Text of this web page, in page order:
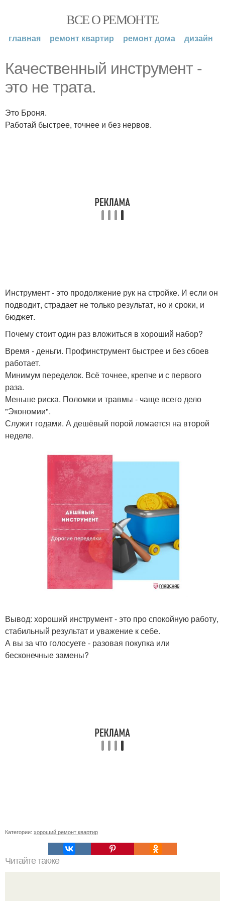
ВСЕ О РЕМОНТЕ
главная ремонт квартир ремонт дома дизайн
Качественный инструмент -
это не трата.
Это Броня.
Работай быстрее, точнее и без нервов.
Инструмент - это продолжение рук на стройке. И если он
подводит, страдает не только результат, но и сроки, и
бюджет.
Почему стоит один раз вложиться в хороший набор?
Время - деньги. Профинструмент быстрее и без сбоев
работает.
Минимум переделок. Всё точнее, крепче и с первого
раза.
Меньше риска. Поломки и травмы - чаще всего дело
"Экономии".
Служит годами. А дешёвый порой ломается на второй
неделе.
Вывод: хороший инструмент - это про спокойную работу,
стабильный результат и уважение к себе.
А вы за что голосуете - разовая покупка или
бесконечные замены?
Категории: хороший ремонт квартир
Читайте также